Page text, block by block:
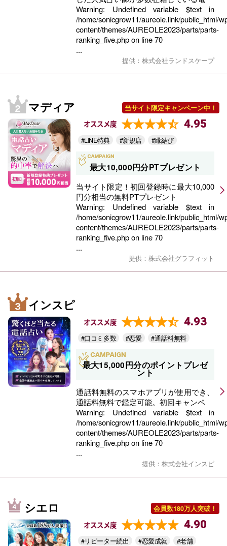
Warning: Undefined variable $text in
/home/sonicgrow11/aureole.link/public_html/
content/themes/AUREOLE2023/parts/parts-
ranking_five.phpon line70
...
提供：株式会社ランドスケープ
マディア 当サイト限定キャンペーン中！
オススメ度 4.95
#LINE特典 #新規店 #縁結び
最大10,000円分PTプレゼント
当サイト限定！初回登録時に最大10,000
円分相当の無料PTプレゼント
Warning: Undefined variable $text in
/home/sonicgrow11/aureole.link/public_html/
content/themes/AUREOLE2023/parts/parts-
ranking_five.phpon line70
...
提供：株式会社グラフィット
インスピ
オススメ度 4.93
#口コミ多数 #恋愛 #通話料無料
最大15,000円分のポイントプレゼ
ント
通話料無料のスマホアプリが使用でき、
通話料無料で鑑定可能。初回キャンペ
Warning: Undefined variable $text in
/home/sonicgrow11/aureole.link/public_html/
content/themes/AUREOLE2023/parts/parts-
ranking_five.phpon line70
...
提供：株式会社インスピ
シエロ 会員数180万人突破！
オススメ度 4.90
#リピーター続出 #恋愛成就 #老舗